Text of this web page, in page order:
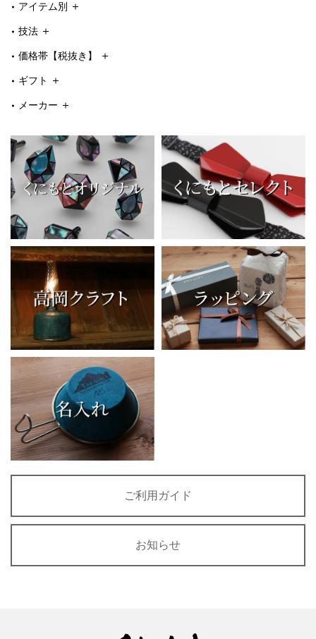
アイテム別
技法
価格帯【税抜き】
ギフト
メーカー
ご利用ガイド
お知らせ